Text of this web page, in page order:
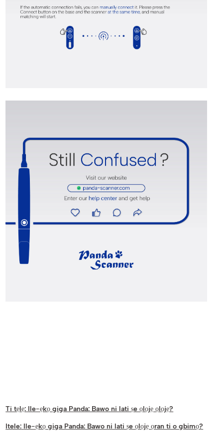
Ti tẹlẹ: Ile-ẹkọ giga Panda: Bawo ni lati ṣe ọlọjẹ ọlọjẹ?
Itele: Ile-ẹkọ giga Panda: Bawo ni lati ṣe ọlọjẹ ọran ti o gbimọ?